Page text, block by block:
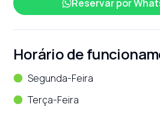
Reservar por
Horário de
Segunda-Feira
Terça-Feira